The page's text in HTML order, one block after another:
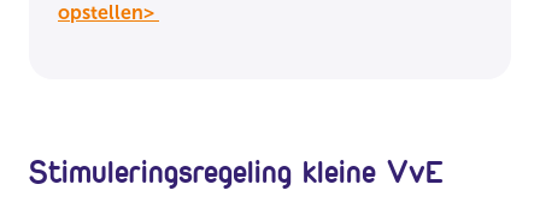
opstellen>
Stimuleringsregeling kleine VvE